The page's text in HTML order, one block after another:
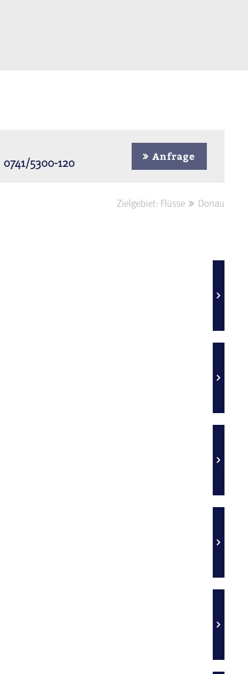
0741/5300-120 Anfrage
Zielgebiet: Flüsse Donau